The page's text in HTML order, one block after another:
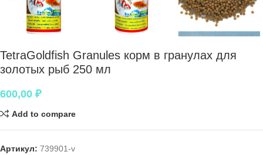
TetraGoldfish Granules корм в гранулах для
золотых рыб 250 мл
600,00 ₽
Add to compare
Артикул: 739901-v